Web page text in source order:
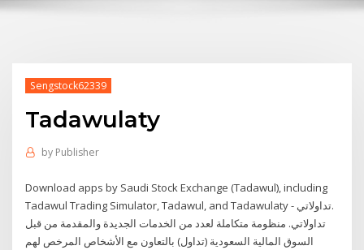
Sengstock62339
Tadawulaty
by Publisher
‎Download apps by Saudi Stock Exchange (Tadawul), including
Tadawul Trading Simulator, Tadawul, and Tadawulaty - تداولاتي.
تداولاتي. منظومة متكاملة لعدد من الخدمات الجديدة والمقدمة من قبل
السوق المالية السعودية (تداول) بالتعاون مع الأشخاص المرخص لهم